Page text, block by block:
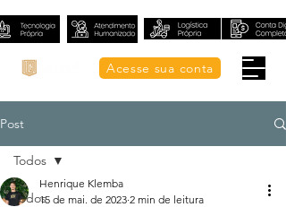
Acesse sua conta
Post
Todos
Todos
Henrique Klemba
15 de mai. de 2023 2 min de leitura